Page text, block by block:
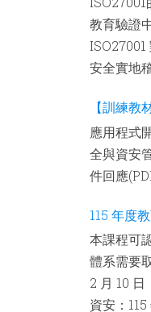
教育驗證
ISO27001
安全實地
【訓練
應用程式
全與資安
件回應
115 年度
本課程可
體系需要
2 月 10
資安：